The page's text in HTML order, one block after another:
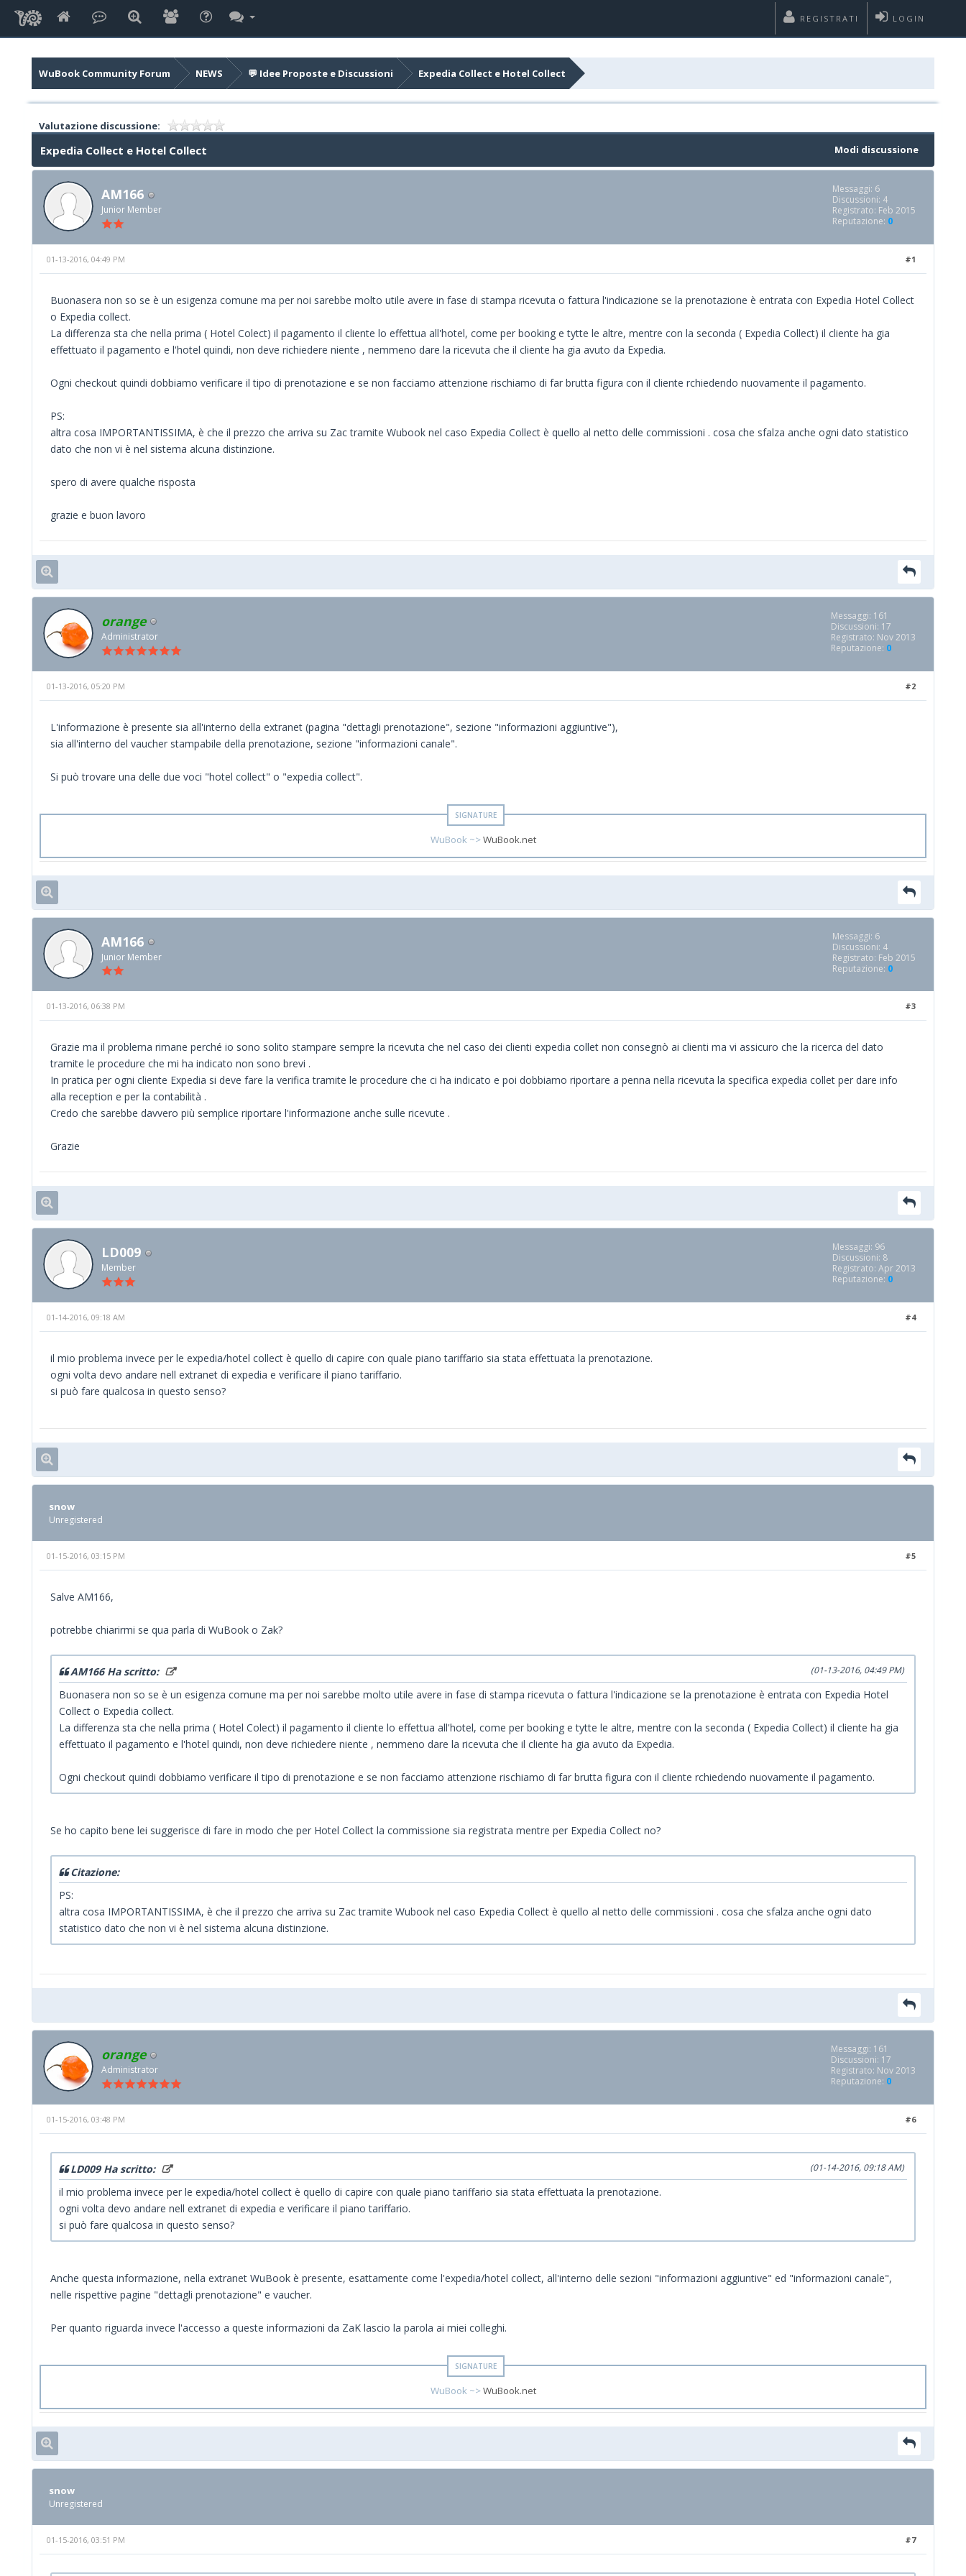
LOGIN
REGISTRATI
WuBook Community Forum NEWS 💬 Idee Proposte e Discussioni Expedia Collect e Hotel Collect
Valutazione discussione:
Modi discussione
Expedia Collect e Hotel Collect
AM166
Junior Member
Messaggi: 6
Discussioni: 4
Registrato: Feb 2015
Reputazione: 0
#1
01-13-2016, 04:49 PM
Buonasera non so se è un esigenza comune ma per noi sarebbe molto utile avere in fase di stampa ricevuta o fattura l'indicazione se la prenotazione è entrata con Expedia Hotel Collect
o Expedia collect.
La differenza sta che nella prima ( Hotel Colect) il pagamento il cliente lo effettua all'hotel, come per booking e tytte le altre, mentre con la seconda ( Expedia Collect) il cliente ha gia
effettuato il pagamento e l'hotel quindi, non deve richiedere niente , nemmeno dare la ricevuta che il cliente ha gia avuto da Expedia.
Ogni checkout quindi dobbiamo verificare il tipo di prenotazione e se non facciamo attenzione rischiamo di far brutta figura con il cliente rchiedendo nuovamente il pagamento.
PS:
altra cosa IMPORTANTISSIMA, è che il prezzo che arriva su Zac tramite Wubook nel caso Expedia Collect è quello al netto delle commissioni . cosa che sfalza anche ogni dato statistico
dato che non vi è nel sistema alcuna distinzione.
spero di avere qualche risposta
grazie e buon lavoro
orange
Administrator
Messaggi: 161
Discussioni: 17
Registrato: Nov 2013
Reputazione: 0
#2
01-13-2016, 05:20 PM
L'informazione è presente sia all'interno della extranet (pagina "dettagli prenotazione", sezione "informazioni aggiuntive"),
sia all'interno del vaucher stampabile della prenotazione, sezione "informazioni canale".
Si può trovare una delle due voci "hotel collect" o "expedia collect".
WuBook ~>WuBook.net
AM166
Junior Member
Messaggi: 6
Discussioni: 4
Registrato: Feb 2015
Reputazione: 0
#3
01-13-2016, 06:38 PM
Grazie ma il problema rimane perché io sono solito stampare sempre la ricevuta che nel caso dei clienti expedia collet non consegnò ai clienti ma vi assicuro che la ricerca del dato
tramite le procedure che mi ha indicato non sono brevi .
In pratica per ogni cliente Expedia si deve fare la verifica tramite le procedure che ci ha indicato e poi dobbiamo riportare a penna nella ricevuta la specifica expedia collet per dare info
alla reception e per la contabilità .
Credo che sarebbe davvero più semplice riportare l'informazione anche sulle ricevute .
Grazie
LD009
Member
Messaggi: 96
Discussioni: 8
Registrato: Apr 2013
Reputazione: 0
#4
01-14-2016, 09:18 AM
il mio problema invece per le expedia/hotel collect è quello di capire con quale piano tariffario sia stata effettuata la prenotazione.
ogni volta devo andare nell extranet di expedia e verificare il piano tariffario.
si può fare qualcosa in questo senso?
snow
Unregistered
#5
01-15-2016, 03:15 PM
Salve AM166,
potrebbe chiarirmi se qua parla di WuBook o Zak?
(01-13-2016, 04:49 PM)
AM166 Ha scritto:
Buonasera non so se è un esigenza comune ma per noi sarebbe molto utile avere in fase di stampa ricevuta o fattura l'indicazione se la prenotazione è entrata con Expedia Hotel
Collect o Expedia collect.
La differenza sta che nella prima ( Hotel Colect) il pagamento il cliente lo effettua all'hotel, come per booking e tytte le altre, mentre con la seconda ( Expedia Collect) il cliente ha gia
effettuato il pagamento e l'hotel quindi, non deve richiedere niente , nemmeno dare la ricevuta che il cliente ha gia avuto da Expedia.
Ogni checkout quindi dobbiamo verificare il tipo di prenotazione e se non facciamo attenzione rischiamo di far brutta figura con il cliente rchiedendo nuovamente il pagamento.
Se ho capito bene lei suggerisce di fare in modo che per Hotel Collect la commissione sia registrata mentre per Expedia Collect no?
Citazione:
PS:
altra cosa IMPORTANTISSIMA, è che il prezzo che arriva su Zac tramite Wubook nel caso Expedia Collect è quello al netto delle commissioni . cosa che sfalza anche ogni dato
statistico dato che non vi è nel sistema alcuna distinzione.
orange
Administrator
Messaggi: 161
Discussioni: 17
Registrato: Nov 2013
Reputazione: 0
#6
01-15-2016, 03:48 PM
(01-14-2016, 09:18 AM)
LD009 Ha scritto:
il mio problema invece per le expedia/hotel collect è quello di capire con quale piano tariffario sia stata effettuata la prenotazione.
ogni volta devo andare nell extranet di expedia e verificare il piano tariffario.
si può fare qualcosa in questo senso?
Anche questa informazione, nella extranet WuBook è presente, esattamente come l'expedia/hotel collect, all'interno delle sezioni "informazioni aggiuntive" ed "informazioni canale",
nelle rispettive pagine "dettagli prenotazione" e vaucher.
Per quanto riguarda invece l'accesso a queste informazioni da ZaK lascio la parola ai miei colleghi.
WuBook ~>WuBook.net
snow
Unregistered
#7
01-15-2016, 03:51 PM